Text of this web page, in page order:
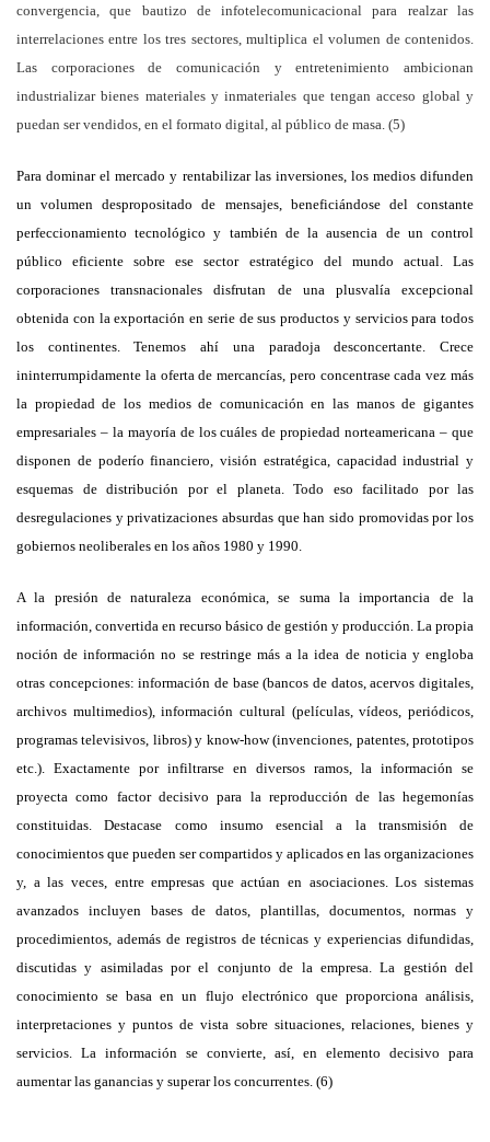
convergencia, que bautizo de infotelecomunicacional para realzar las
interrelaciones entre los tres sectores, multiplica el volumen de contenidos.
Las corporaciones de comunicación y entretenimiento ambicionan
industrializar bienes materiales y inmateriales que tengan acceso global y
puedan ser vendidos, en el formato digital, al público de masa. (5)
Para dominar el mercado y rentabilizar las inversiones, los medios difunden
un volumen despropositado de mensajes, beneficiándose del constante
perfeccionamiento tecnológico y también de la ausencia de un control
público eficiente sobre ese sector estratégico del mundo actual. Las
corporaciones transnacionales disfrutan de una plusvalía excepcional
obtenida con la exportación en serie de sus productos y servicios para todos
los continentes. Tenemos ahí una paradoja desconcertante. Crece
ininterrumpidamente la oferta de mercancías, pero concentrase cada vez más
la propiedad de los medios de comunicación en las manos de gigantes
empresariales – la mayoría de los cuáles de propiedad norteamericana – que
disponen de poderío financiero, visión estratégica, capacidad industrial y
esquemas de distribución por el planeta. Todo eso facilitado por las
desregulaciones y privatizaciones absurdas que han sido promovidas por los
gobiernos neoliberales en los años 1980 y 1990.
A la presión de naturaleza económica, se suma la importancia de la
información, convertida en recurso básico de gestión y producción. La propia
noción de información no se restringe más a la idea de noticia y engloba
otras concepciones: información de base (bancos de datos, acervos digitales,
archivos multimedios), información cultural (películas, vídeos, periódicos,
programas televisivos, libros) y know-how (invenciones, patentes, prototipos
etc.). Exactamente por infiltrarse en diversos ramos, la información se
proyecta como factor decisivo para la reproducción de las hegemonías
constituidas. Destacase como insumo esencial a la transmisión de
conocimientos que pueden ser compartidos y aplicados en las organizaciones
y, a las veces, entre empresas que actúan en asociaciones. Los sistemas
avanzados incluyen bases de datos, plantillas, documentos, normas y
procedimientos, además de registros de técnicas y experiencias difundidas,
discutidas y asimiladas por el conjunto de la empresa. La gestión del
conocimiento se basa en un flujo electrónico que proporciona análisis,
interpretaciones y puntos de vista sobre situaciones, relaciones, bienes y
servicios. La información se convierte, así, en elemento decisivo para
aumentar las ganancias y superar los concurrentes. (6)